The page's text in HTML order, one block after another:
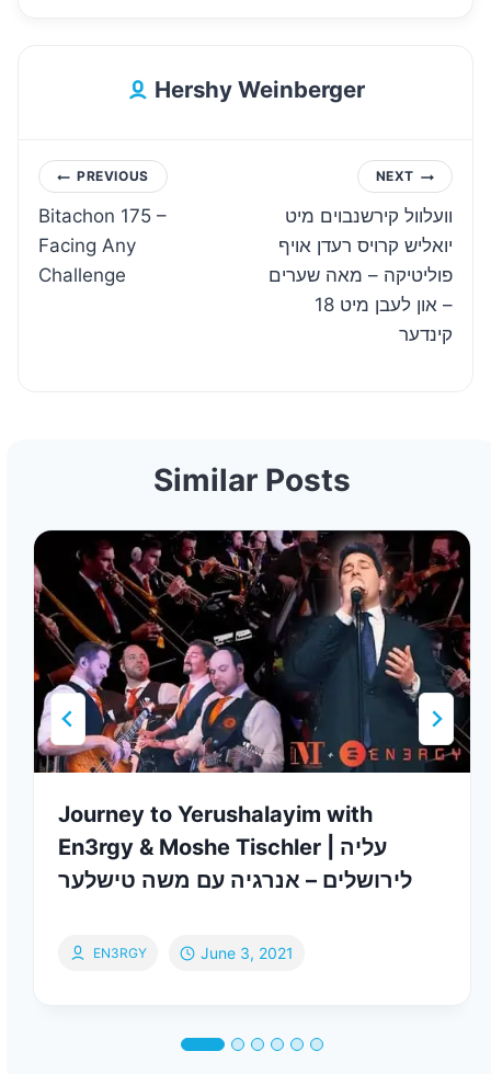
Hershy Weinberger
Post
navigation
PREVIOUS
Bitachon 175 –
Facing Any
Challenge
NEXT
וועלוול קירשנבוים מיט
יואליש קרויס רעדן אויף
פוליטיקה – מאה שערים
– און לעבן מיט 18
קינדער
Similar Posts
Journey to Yerushalayim with
En3rgy & Moshe Tischler | עליה
לירושלים – אנרגיה עם משה טישלער
EN3RGY June 3, 2021